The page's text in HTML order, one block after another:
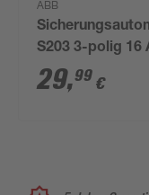
ABB
S203 3-polig 16
29,99 €